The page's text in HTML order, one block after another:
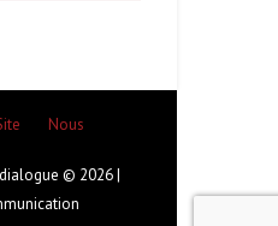
Nous
© 2026 |